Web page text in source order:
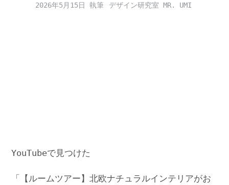
2026年5月15日 デザイン研究室 MR. UMI
YouTubeで見つけた
「【ルームツアー】北欧ナチュラルインテリアがお